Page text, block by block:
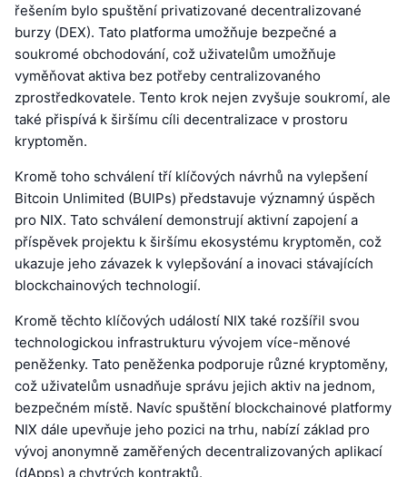
řešením bylo spuštění privatizované decentralizované
burzy (DEX). Tato platforma umožňuje bezpečné a
soukromé obchodování, což uživatelům umožňuje
vyměňovat aktiva bez potřeby centralizovaného
zprostředkovatele. Tento krok nejen zvyšuje soukromí, ale
také přispívá k širšímu cíli decentralizace v prostoru
kryptoměn.
Kromě toho schválení tří klíčových návrhů na vylepšení
Bitcoin Unlimited (BUIPs) představuje významný úspěch
pro NIX. Tato schválení demonstrují aktivní zapojení a
příspěvek projektu k širšímu ekosystému kryptoměn, což
ukazuje jeho závazek k vylepšování a inovaci stávajících
blockchainových technologií.
Kromě těchto klíčových událostí NIX také rozšířil svou
technologickou infrastrukturu vývojem více-měnové
peněženky. Tato peněženka podporuje různé kryptoměny,
což uživatelům usnadňuje správu jejich aktiv na jednom,
bezpečném místě. Navíc spuštění blockchainové platformy
NIX dále upevňuje jeho pozici na trhu, nabízí základ pro
vývoj anonymně zaměřených decentralizovaných aplikací
(dApps) a chytrých kontraktů.